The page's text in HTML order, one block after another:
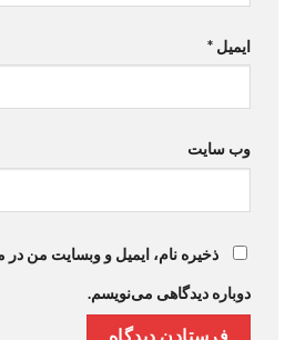
ایمیل *
وب‌ سایت
ذخیره نام، ایمیل و وبسایت من
دوباره دیدگاهی می‌نویسم.